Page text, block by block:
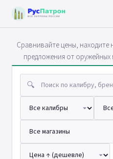
Сравнивайте цены, находите
предложения от
🔍